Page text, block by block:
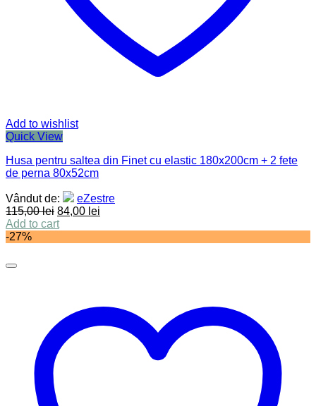
Add to wishlist
Quick View
Husa pentru saltea din Finet cu elastic 180x200cm + 2 fete
de perna 80x52cm
Vândut de:
eZestre
115,00lei 84,00 lei
Add to cart
-27%